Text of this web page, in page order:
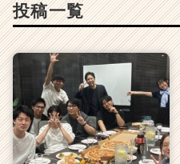
C
a
r
e
e
r）
投稿一覧